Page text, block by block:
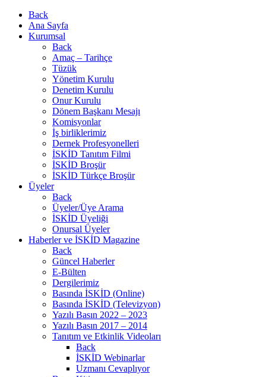
Back
Ana Sayfa
Kurumsal
Back
Amaç – Tarihçe
Tüzük
Yönetim Kurulu
Denetim Kurulu
Onur Kurulu
Dönem Başkanı Mesajı
Komisyonlar
İş birliklerimiz
Dernek Profesyonelleri
İSKİD Tanıtım Filmi
İSKİD Broşür
İSKİD Türkçe Broşür
Üyeler
Back
Üyeler/Üye Arama
İSKİD Üyeliği
Onursal Üyeler
Haberler ve İSKİD Magazine
Back
Güncel Haberler
E-Bülten
Dergilerimiz
Basında İSKİD (Online)
Basında İSKİD (Televizyon)
Yazılı Basın 2022 – 2023
Yazılı Basın 2017 – 2014
Tanıtım ve Etkinlik Videoları
Back
İSKİD Webinarlar
Uzmanı Cevaplıyor